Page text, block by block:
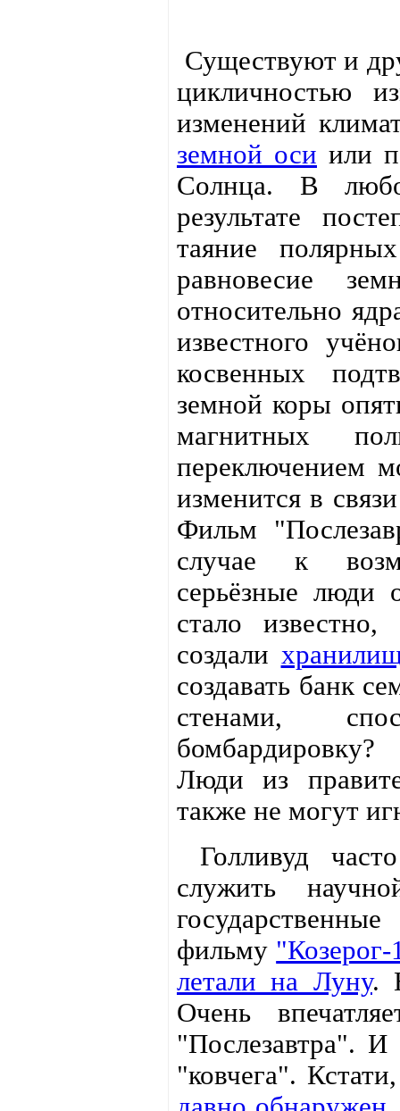
Существуют и
цикличностью
изменений
земной оси или
Солнца. В
результате
таяние
равновесие
относительно
известного
косвенных
земной коры
магнитных
переключением
изменится в
Фильм
случае к
серьёзные люди
стало
создали
создавать банк
стенами,
бомбардировку?
Люди из
также не могут
Голливуд
служить
фильму "Козерог-
летали на Луну.
Очень
"Послезавтра". И
"ковчега".